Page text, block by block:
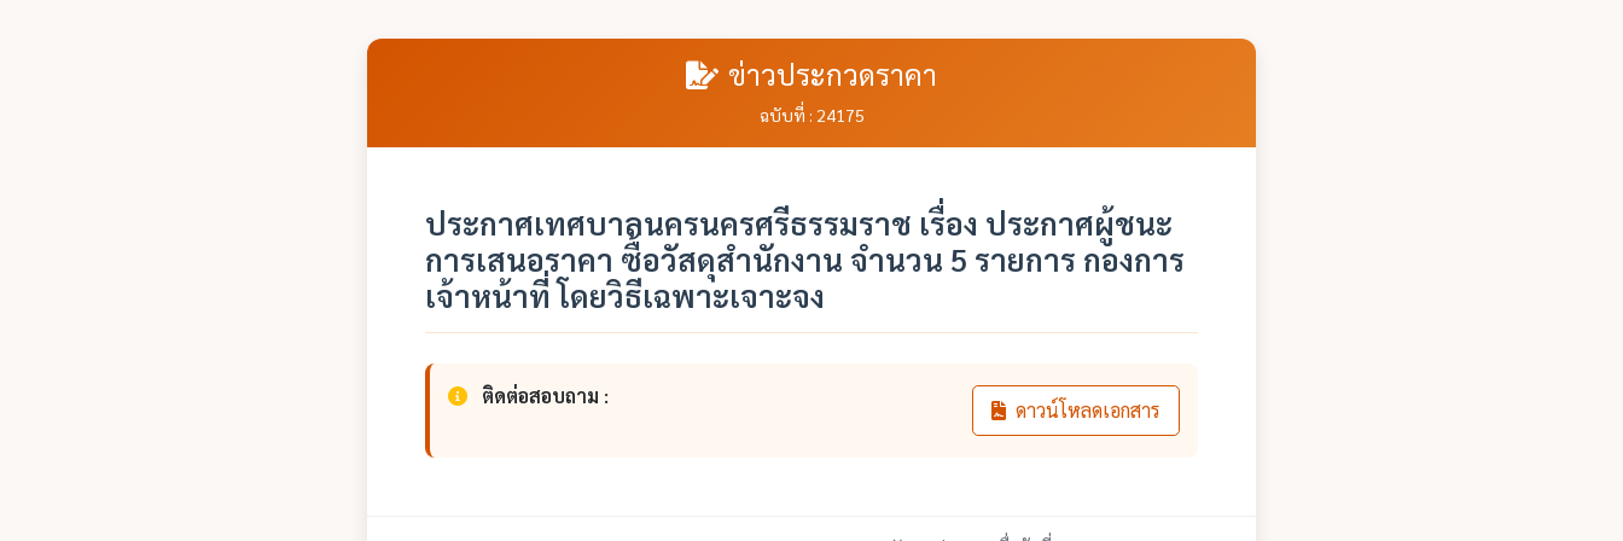
ข่าวประกวดราคา
ฉบับที่ : 24175
ประกาศเทศบาลนครนครศรีธรรมราช เรื่อง ประกาศผู้ชนะ
การเสนอราคา ซื้อวัสดุสำนักงาน จำนวน 5 รายการ กองการ
เจ้าหน้าที่ โดยวิธีเฉพาะเจาะจง
ติดต่อสอบถาม :
ดาวน์โหลดเอกสาร